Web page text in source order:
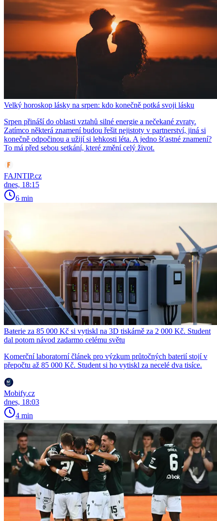
Velký horoskop lásky na srpen: kdo konečně potká svoji lásku
Srpen přináší do oblasti vztahů silné energie a nečekané zvraty.
Zatímco některá znamení budou řešit nejistoty v partnerství, jiná si
konečně odpočinou a užijí si lehkosti léta. A jedno šťastné znamení?
To má před sebou setkání, které změní celý život.
FAJNTIP.cz
dnes, 18:15
6 min
Baterie za 85 000 Kč si vytiskl na 3D tiskárně za 2 000 Kč. Student
dal potom návod zadarmo celému světu
Komerční laboratorní článek pro výzkum průtočných baterií stojí v
přepočtu až 85 000 Kč. Student si ho vytiskl za necelé dva tisíce.
Mobify.cz
dnes, 18:03
4 min